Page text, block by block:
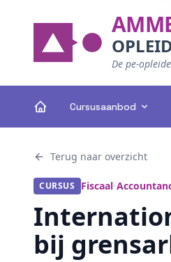
De pe-
Cursusaanbod
Terug naar overzicht
CURSUS Fiscaal•
bij